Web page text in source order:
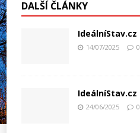
DALŠÍ ČLÁNKY
IdeálníStav.cz
14/07/2025 0
IdeálníStav.cz
24/06/2025 0